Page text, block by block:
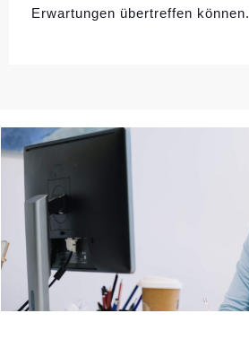
Erwartungen übertreffen können.